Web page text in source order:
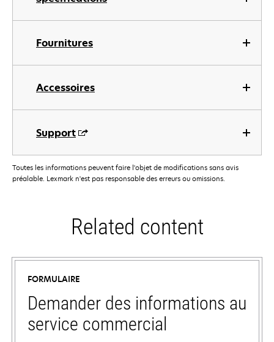
Fournitures
Accessoires
Support
Toutes les informations peuvent faire l'objet de modifications sans avis
préalable. Lexmark n'est pas responsable des erreurs ou omissions.
Related content
FORMULAIRE
Demander des informations au
service commercial